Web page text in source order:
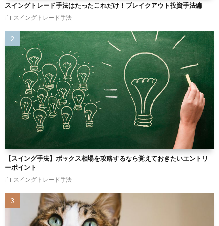
スイングトレード手法はたったこれだけ！ブレイクアウト投資手法編
スイングトレード手法
【スイング手法】ボックス相場を攻略するなら覚えておきたいエントリ
ーポイント
スイングトレード手法